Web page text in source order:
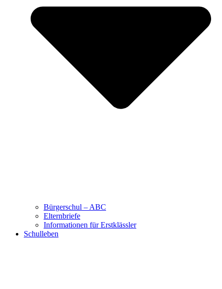
Bürgerschul – ABC
Elternbriefe
Informationen für Erstklässler
Schulleben